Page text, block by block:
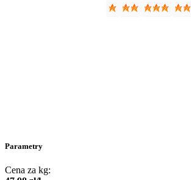
Parametry
Cena za kg: